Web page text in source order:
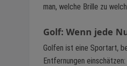
man, welche Brille zu
Golf: Wenn jede
Golfen ist eine Sportart,
Entfernungen